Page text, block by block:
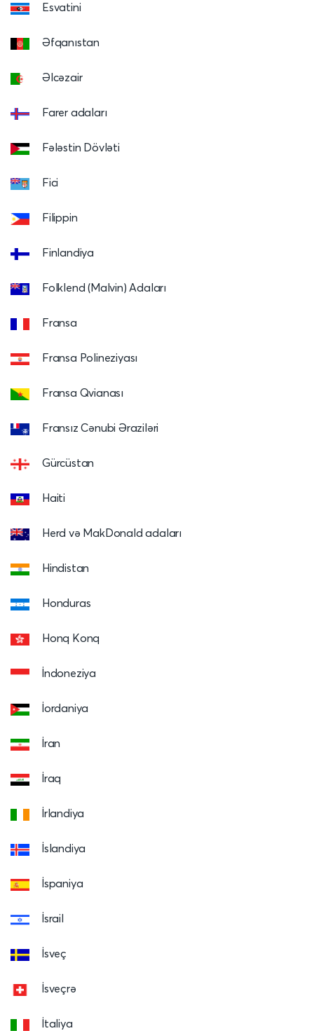
Esvatini
Əfqanıstan
Əlcəzair
Farer adaları
Fələstin Dövləti
Fici
Filippin
Finlandiya
Folklend (Malvin) Adaları
Fransa
Fransa Polineziyası
Fransa Qvianası
Fransız Cənubi Əraziləri
Gürcüstan
Haiti
Herd və MakDonald adaları
Hindistan
Honduras
Honq Konq
İndoneziya
İordaniya
İran
İraq
İrlandiya
İslandiya
İspaniya
İsrail
İsveç
İsveçrə
İtaliya